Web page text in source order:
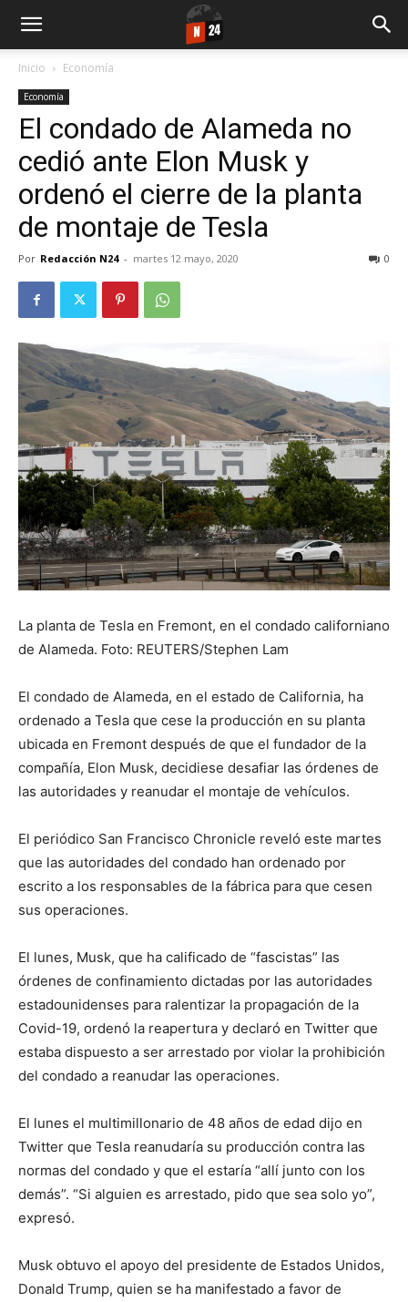
Inicio Economía
Economía
El condado de Alameda no
cedió ante Elon Musk y
ordenó el cierre de la planta
de montaje de Tesla
Por Redacción N24 - martes 12 mayo, 2020 0
La planta de Tesla en Fremont, en el condado californiano
de Alameda. Foto: REUTERS/Stephen Lam
El condado de Alameda, en el estado de California, ha
ordenado a Tesla que cese la producción en su planta
ubicada en Fremont después de que el fundador de la
compañía, Elon Musk, decidiese desafiar las órdenes de
las autoridades y reanudar el montaje de vehículos.
El periódico San Francisco Chronicle reveló este martes
que las autoridades del condado han ordenado por
escrito a los responsables de la fábrica para que cesen
sus operaciones.
El lunes, Musk, que ha calificado de “fascistas” las
órdenes de confinamiento dictadas por las autoridades
estadounidenses para ralentizar la propagación de la
Covid-19, ordenó la reapertura y declaró en Twitter que
estaba dispuesto a ser arrestado por violar la prohibición
del condado a reanudar las operaciones.
El lunes el multimillonario de 48 años de edad dijo en
Twitter que Tesla reanudaría su producción contra las
normas del condado y que el estaría “allí junto con los
demás”. “Si alguien es arrestado, pido que sea solo yo”,
expresó.
Musk obtuvo el apoyo del presidente de Estados Unidos,
Donald Trump, quien se ha manifestado a favor de